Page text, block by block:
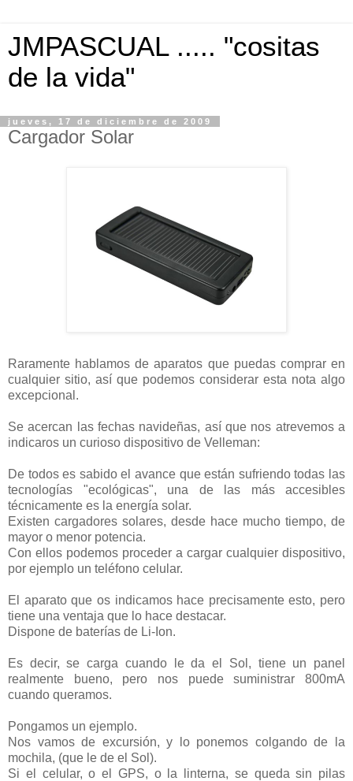
JMPASCUAL ..... "cositas
de la vida"
jueves, 17 de diciembre de 2009
Cargador Solar
Raramente hablamos de aparatos que puedas comprar en
cualquier sitio, así que podemos considerar esta nota algo
excepcional.
Se acercan las fechas navideñas, así que nos atrevemos a
indicaros un curioso dispositivo de Velleman:
De todos es sabido el avance que están sufriendo todas las
tecnologías "ecológicas", una de las más accesibles
técnicamente es la energía solar.
Existen cargadores solares, desde hace mucho tiempo, de
mayor o menor potencia.
Con ellos podemos proceder a cargar cualquier dispositivo,
por ejemplo un teléfono celular.
El aparato que os indicamos hace precisamente esto, pero
tiene una ventaja que lo hace destacar.
Dispone de baterías de Li-Ion.
Es decir, se carga cuando le da el Sol, tiene un panel
realmente bueno, pero nos puede suministrar 800mA
cuando queramos.
Pongamos un ejemplo.
Nos vamos de excursión, y lo ponemos colgando de la
mochila, (que le de el Sol).
Si el celular, o el GPS, o la linterna, se queda sin pilas